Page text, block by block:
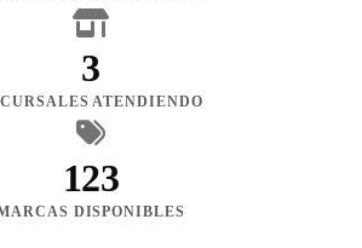
3
ATENDIENDO
123
DISPONIBLES